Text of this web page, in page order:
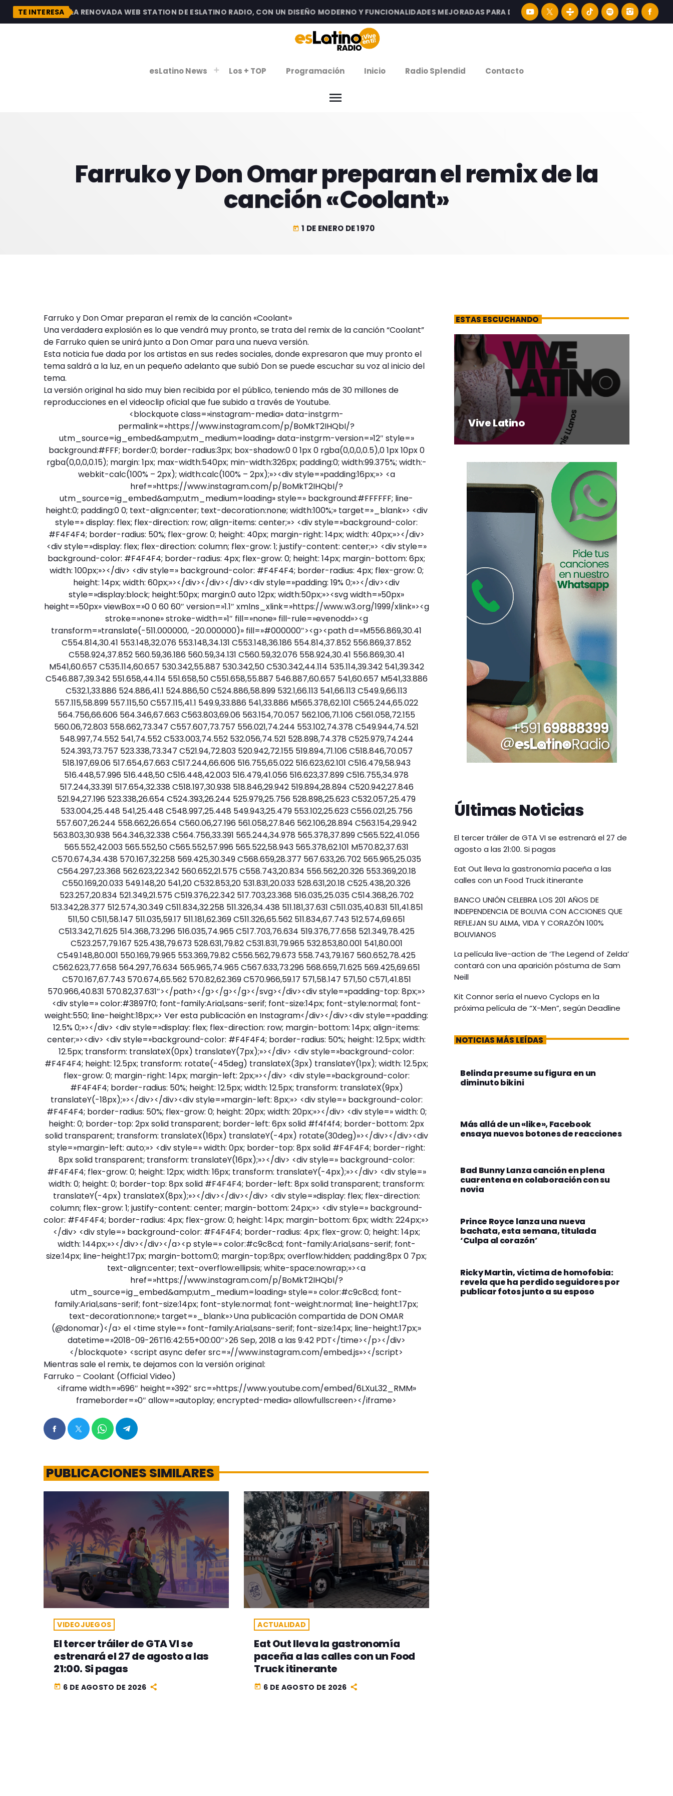
TE INTERESA
DESCUBRE LA RENOVADA WEB STATION DE ESLATINO RADIO, CON UN DISEÑO MODERNO Y FUNCIONALIDADES MEJORADAS PARA DISFRUTAR LA MEJOR MÚSICA LATINA Y
esLatino News Los + TOP Programación Inicio Radio Splendid Contacto
menu
PROGRAMACIÓN
Farruko y Don Omar preparan el remix de la
canción «Coolant»
today 1 DE ENERO DE 1970
Farruko y Don Omar preparan el remix de la canción «Coolant»
Una verdadera explosión es lo que vendrá muy pronto, se trata del remix de la canción “Coolant”
de Farruko quien se unirá junto a Don Omar para una nueva versión.
Esta noticia fue dada por los artistas en sus redes sociales, donde expresaron que muy pronto el
tema saldrá a la luz, en un pequeño adelanto que subió Don se puede escuchar su voz al inicio del
tema.
La versión original ha sido muy bien recibida por el público, teniendo más de 30 millones de
reproducciones en el videoclip oficial que fue subido a través de Youtube.
<blockquote class=»instagram-media» data-instgrm-
permalink=»https://www.instagram.com/p/BoMkT2IHQbI/?
utm_source=ig_embed&amp;utm_medium=loading» data-instgrm-version=»12″ style=»
background:#FFF; border:0; border-radius:3px; box-shadow:0 0 1px 0 rgba(0,0,0,0.5),0 1px 10px 0
rgba(0,0,0,0.15); margin: 1px; max-width:540px; min-width:326px; padding:0; width:99.375%; width:-
webkit-calc(100% – 2px); width:calc(100% – 2px);»><div style=»padding:16px;»> <a
href=»https://www.instagram.com/p/BoMkT2IHQbI/?
utm_source=ig_embed&amp;utm_medium=loading» style=» background:#FFFFFF; line-
height:0; padding:0 0; text-align:center; text-decoration:none; width:100%;» target=»_blank»> <div
style=» display: flex; flex-direction: row; align-items: center;»> <div style=»background-color:
#F4F4F4; border-radius: 50%; flex-grow: 0; height: 40px; margin-right: 14px; width: 40px;»></div>
<div style=»display: flex; flex-direction: column; flex-grow: 1; justify-content: center;»> <div style=»
background-color: #F4F4F4; border-radius: 4px; flex-grow: 0; height: 14px; margin-bottom: 6px;
width: 100px;»></div> <div style=» background-color: #F4F4F4; border-radius: 4px; flex-grow: 0;
height: 14px; width: 60px;»></div></div></div><div style=»padding: 19% 0;»></div><div
style=»display:block; height:50px; margin:0 auto 12px; width:50px;»><svg width=»50px»
height=»50px» viewBox=»0 0 60 60″ version=»1.1″ xmlns_xlink=»https://www.w3.org/1999/xlink»><g
stroke=»none» stroke-width=»1″ fill=»none» fill-rule=»evenodd»><g
transform=»translate(-511.000000, -20.000000)» fill=»#000000″><g><path d=»M556.869,30.41
C554.814,30.41 553.148,32.076 553.148,34.131 C553.148,36.186 554.814,37.852 556.869,37.852
C558.924,37.852 560.59,36.186 560.59,34.131 C560.59,32.076 558.924,30.41 556.869,30.41
M541,60.657 C535.114,60.657 530.342,55.887 530.342,50 C530.342,44.114 535.114,39.342 541,39.342
C546.887,39.342 551.658,44.114 551.658,50 C551.658,55.887 546.887,60.657 541,60.657 M541,33.886
C532.1,33.886 524.886,41.1 524.886,50 C524.886,58.899 532.1,66.113 541,66.113 C549.9,66.113
557.115,58.899 557.115,50 C557.115,41.1 549.9,33.886 541,33.886 M565.378,62.101 C565.244,65.022
564.756,66.606 564.346,67.663 C563.803,69.06 563.154,70.057 562.106,71.106 C561.058,72.155
560.06,72.803 558.662,73.347 C557.607,73.757 556.021,74.244 553.102,74.378 C549.944,74.521
548.997,74.552 541,74.552 C533.003,74.552 532.056,74.521 528.898,74.378 C525.979,74.244
524.393,73.757 523.338,73.347 C521.94,72.803 520.942,72.155 519.894,71.106 C518.846,70.057
518.197,69.06 517.654,67.663 C517.244,66.606 516.755,65.022 516.623,62.101 C516.479,58.943
516.448,57.996 516.448,50 C516.448,42.003 516.479,41.056 516.623,37.899 C516.755,34.978
517.244,33.391 517.654,32.338 C518.197,30.938 518.846,29.942 519.894,28.894 C520.942,27.846
521.94,27.196 523.338,26.654 C524.393,26.244 525.979,25.756 528.898,25.623 C532.057,25.479
533.004,25.448 541,25.448 C548.997,25.448 549.943,25.479 553.102,25.623 C556.021,25.756
557.607,26.244 558.662,26.654 C560.06,27.196 561.058,27.846 562.106,28.894 C563.154,29.942
563.803,30.938 564.346,32.338 C564.756,33.391 565.244,34.978 565.378,37.899 C565.522,41.056
565.552,42.003 565.552,50 C565.552,57.996 565.522,58.943 565.378,62.101 M570.82,37.631
C570.674,34.438 570.167,32.258 569.425,30.349 C568.659,28.377 567.633,26.702 565.965,25.035
C564.297,23.368 562.623,22.342 560.652,21.575 C558.743,20.834 556.562,20.326 553.369,20.18
C550.169,20.033 549.148,20 541,20 C532.853,20 531.831,20.033 528.631,20.18 C525.438,20.326
523.257,20.834 521.349,21.575 C519.376,22.342 517.703,23.368 516.035,25.035 C514.368,26.702
513.342,28.377 512.574,30.349 C511.834,32.258 511.326,34.438 511.181,37.631 C511.035,40.831 511,41.851
511,50 C511,58.147 511.035,59.17 511.181,62.369 C511.326,65.562 511.834,67.743 512.574,69.651
C513.342,71.625 514.368,73.296 516.035,74.965 C517.703,76.634 519.376,77.658 521.349,78.425
C523.257,79.167 525.438,79.673 528.631,79.82 C531.831,79.965 532.853,80.001 541,80.001
C549.148,80.001 550.169,79.965 553.369,79.82 C556.562,79.673 558.743,79.167 560.652,78.425
C562.623,77.658 564.297,76.634 565.965,74.965 C567.633,73.296 568.659,71.625 569.425,69.651
C570.167,67.743 570.674,65.562 570.82,62.369 C570.966,59.17 571,58.147 571,50 C571,41.851
570.966,40.831 570.82,37.631″></path></g></g></g></svg></div><div style=»padding-top: 8px;»>
<div style=» color:#3897f0; font-family:Arial,sans-serif; font-size:14px; font-style:normal; font-
weight:550; line-height:18px;»> Ver esta publicación en Instagram</div></div><div style=»padding:
12.5% 0;»></div> <div style=»display: flex; flex-direction: row; margin-bottom: 14px; align-items:
center;»><div> <div style=»background-color: #F4F4F4; border-radius: 50%; height: 12.5px; width:
12.5px; transform: translateX(0px) translateY(7px);»></div> <div style=»background-color:
#F4F4F4; height: 12.5px; transform: rotate(-45deg) translateX(3px) translateY(1px); width: 12.5px;
flex-grow: 0; margin-right: 14px; margin-left: 2px;»></div> <div style=»background-color:
#F4F4F4; border-radius: 50%; height: 12.5px; width: 12.5px; transform: translateX(9px)
translateY(-18px);»></div></div><div style=»margin-left: 8px;»> <div style=» background-color:
#F4F4F4; border-radius: 50%; flex-grow: 0; height: 20px; width: 20px;»></div> <div style=» width: 0;
height: 0; border-top: 2px solid transparent; border-left: 6px solid #f4f4f4; border-bottom: 2px
solid transparent; transform: translateX(16px) translateY(-4px) rotate(30deg)»></div></div><div
style=»margin-left: auto;»> <div style=» width: 0px; border-top: 8px solid #F4F4F4; border-right:
8px solid transparent; transform: translateY(16px);»></div> <div style=» background-color:
#F4F4F4; flex-grow: 0; height: 12px; width: 16px; transform: translateY(-4px);»></div> <div style=»
width: 0; height: 0; border-top: 8px solid #F4F4F4; border-left: 8px solid transparent; transform:
translateY(-4px) translateX(8px);»></div></div></div> <div style=»display: flex; flex-direction:
column; flex-grow: 1; justify-content: center; margin-bottom: 24px;»> <div style=» background-
color: #F4F4F4; border-radius: 4px; flex-grow: 0; height: 14px; margin-bottom: 6px; width: 224px;»>
</div> <div style=» background-color: #F4F4F4; border-radius: 4px; flex-grow: 0; height: 14px;
width: 144px;»></div></div></a><p style=» color:#c9c8cd; font-family:Arial,sans-serif; font-
size:14px; line-height:17px; margin-bottom:0; margin-top:8px; overflow:hidden; padding:8px 0 7px;
text-align:center; text-overflow:ellipsis; white-space:nowrap;»><a
href=»https://www.instagram.com/p/BoMkT2IHQbI/?
utm_source=ig_embed&amp;utm_medium=loading» style=» color:#c9c8cd; font-
family:Arial,sans-serif; font-size:14px; font-style:normal; font-weight:normal; line-height:17px;
text-decoration:none;» target=»_blank»>Una publicación compartida de DON OMAR
(@donomar)</a> el <time style=» font-family:Arial,sans-serif; font-size:14px; line-height:17px;»
datetime=»2018-09-26T16:42:55+00:00″>26 Sep, 2018 a las 9:42 PDT</time></p></div>
</blockquote> <script async defer src=»//www.instagram.com/embed.js»></script>
Mientras sale el remix, te dejamos con la versión original:
Farruko – Coolant (Official Video)
<iframe width=»696″ height=»392″ src=»https://www.youtube.com/embed/6LXuL32_RMM»
frameborder=»0″ allow=»autoplay; encrypted-media» allowfullscreen></iframe>
PUBLICACIONES SIMILARES
VIDEOJUEGOS
El tercer tráiler de GTA VI se
estrenará el 27 de agosto a las
21:00. Si pagas
today 6 DE AGOSTO DE 2026
ACTUALIDAD
Eat Out lleva la gastronomía
paceña a las calles con un Food
Truck itinerante
today 6 DE AGOSTO DE 2026
ESTAS ESCUCHANDO
Vive Latino
Últimas Noticias
El tercer tráiler de GTA VI se estrenará el 27 de
agosto a las 21:00. Si pagas
Eat Out lleva la gastronomía paceña a las
calles con un Food Truck itinerante
BANCO UNIÓN CELEBRA LOS 201 AÑOS DE
INDEPENDENCIA DE BOLIVIA CON ACCIONES QUE
REFLEJAN SU ALMA, VIDA Y CORAZÓN 100%
BOLIVIANOS
La película live-action de ‘The Legend of Zelda’
contará con una aparición póstuma de Sam
Neill
Kit Connor sería el nuevo Cyclops en la
próxima película de “X-Men”, según Deadline
NOTICIAS MÁS LEÍDAS
Belinda presume su figura en un
diminuto bikini
Más allá de un «like», Facebook
ensaya nuevos botones de reacciones
Bad Bunny Lanza canción en plena
cuarentena en colaboración con su
novia
Prince Royce lanza una nueva
bachata, esta semana, titulada
‘Culpa al corazón’
Ricky Martin, víctima de homofobia:
revela que ha perdido seguidores por
publicar fotos junto a su esposo